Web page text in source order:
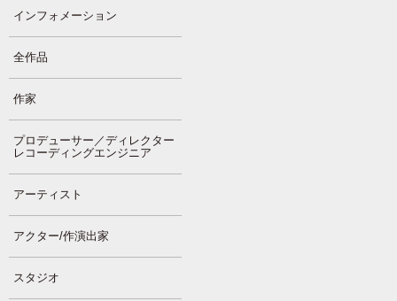
インフォメーション
全作品
作家
プロデューサー／ディレクター
レコーディングエンジニア
アーティスト
アクター/作演出家
スタジオ